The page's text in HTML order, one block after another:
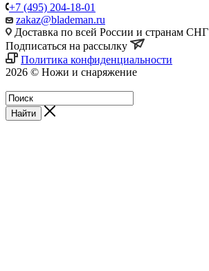
+7 (495) 204-18-01
zakaz@blademan.ru
Доставка по всей России и странам СНГ
Подписаться на рассылку
Политика конфиденциальности
2026 © Ножи и снаряжение
Найти